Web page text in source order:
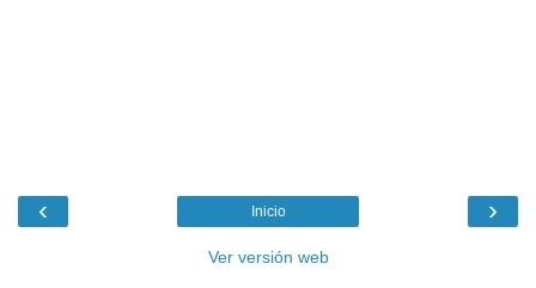
‹ ›
Inicio
Ver versión web